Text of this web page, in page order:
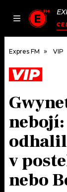
DOMŮ
ČLÁNKY
AKTUÁLNĚ
HUDBA
ROZHOVORY
PODCASTY
JAK
RÁDIO
Expres FM VIP
VIP
v
nebo